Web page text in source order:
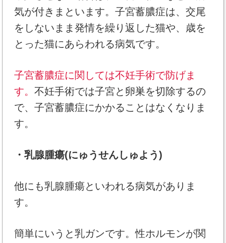
気が付きまといます。子宮蓄膿症は、交尾
をしないまま発情を繰り返した猫や、歳を
とった猫にあらわれる病気です。
子宮蓄膿症に関しては不妊手術で防げま
す。不妊手術では子宮と卵巣を切除するの
で、子宮蓄膿症にかかることはなくなりま
す。
・乳腺腫瘍(にゅうせんしゅよう)
他にも乳腺腫瘍といわれる病気がありま
す。
簡単にいうと乳ガンです。性ホルモンが関